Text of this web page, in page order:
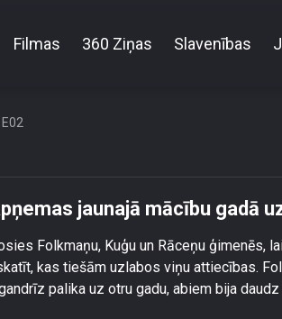
Filmas 360 Ziņas Slavenības
jaunajā mācību gadā
Folkmaņu, Kuģu un Rāceņu ģimenēs,
kas tiešām uzlabos viņu attiecības.
palika uz otru gadu, abiem bija